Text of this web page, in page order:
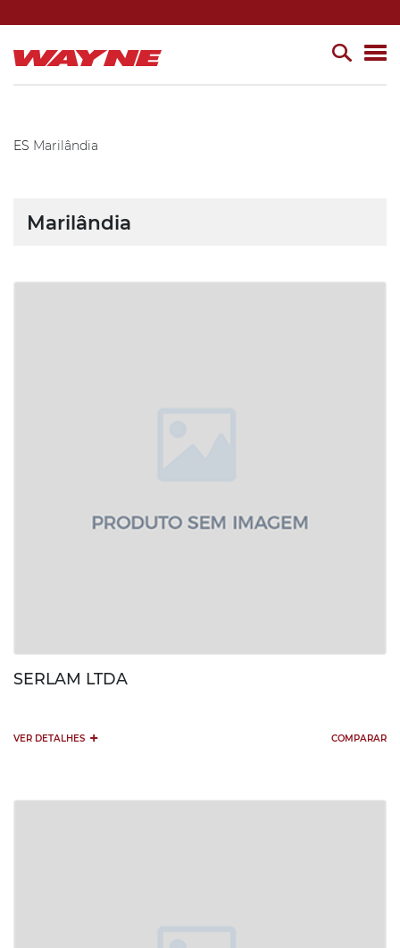
ES Marilândia
Marilândia
SERLAM LTDA
VER DETALHES + COMPARAR